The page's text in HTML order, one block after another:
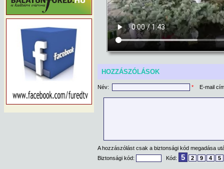
HOZZÁSZÓLÁSOK
Név: * E-mail
A hozzászólást csak a biztonsági kód megadása
Biztonsági kód:
Kód: 5 2 9 4 5